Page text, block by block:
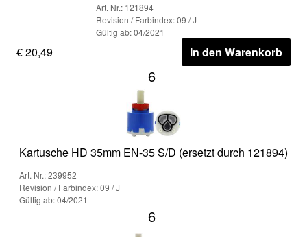
Art. Nr.: 121894
Revision / Farbindex: 09 / J
Gültig ab: 04/2021
€ 20,49 In den Warenkorb
6
Kartusche HD 35mm EN-35 S/D (ersetzt durch 121894)
Art. Nr.: 239952
Revision / Farbindex: 09 / J
Gültig ab: 04/2021
6